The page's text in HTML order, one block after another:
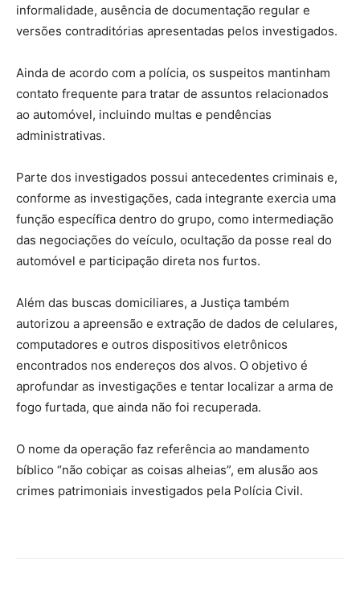
informalidade, ausência de documentação regular e
versões contraditórias apresentadas pelos investigados.
Ainda de acordo com a polícia, os suspeitos mantinham
contato frequente para tratar de assuntos relacionados
ao automóvel, incluindo multas e pendências
administrativas.
Parte dos investigados possui antecedentes criminais e,
conforme as investigações, cada integrante exercia uma
função específica dentro do grupo, como intermediação
das negociações do veículo, ocultação da posse real do
automóvel e participação direta nos furtos.
Além das buscas domiciliares, a Justiça também
autorizou a apreensão e extração de dados de celulares,
computadores e outros dispositivos eletrônicos
encontrados nos endereços dos alvos. O objetivo é
aprofundar as investigações e tentar localizar a arma de
fogo furtada, que ainda não foi recuperada.
O nome da operação faz referência ao mandamento
bíblico “não cobiçar as coisas alheias”, em alusão aos
crimes patrimoniais investigados pela Polícia Civil.